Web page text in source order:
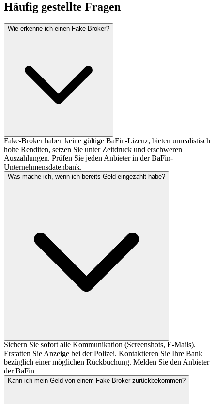
Häufig gestellte Fragen
Wie erkenne ich einen Fake-Broker?
Fake-Broker haben keine gültige BaFin-Lizenz, bieten unrealistisch
hohe Renditen, setzen Sie unter Zeitdruck und erschweren
Auszahlungen. Prüfen Sie jeden Anbieter in der BaFin-
Unternehmensdatenbank.
Was mache ich, wenn ich bereits Geld eingezahlt habe?
Sichern Sie sofort alle Kommunikation (Screenshots, E-Mails).
Erstatten Sie Anzeige bei der Polizei. Kontaktieren Sie Ihre Bank
bezüglich einer möglichen Rückbuchung. Melden Sie den Anbieter
der BaFin.
Kann ich mein Geld von einem Fake-Broker zurückbekommen?